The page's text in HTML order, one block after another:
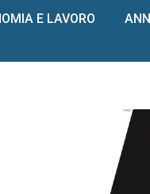
E LAVORO